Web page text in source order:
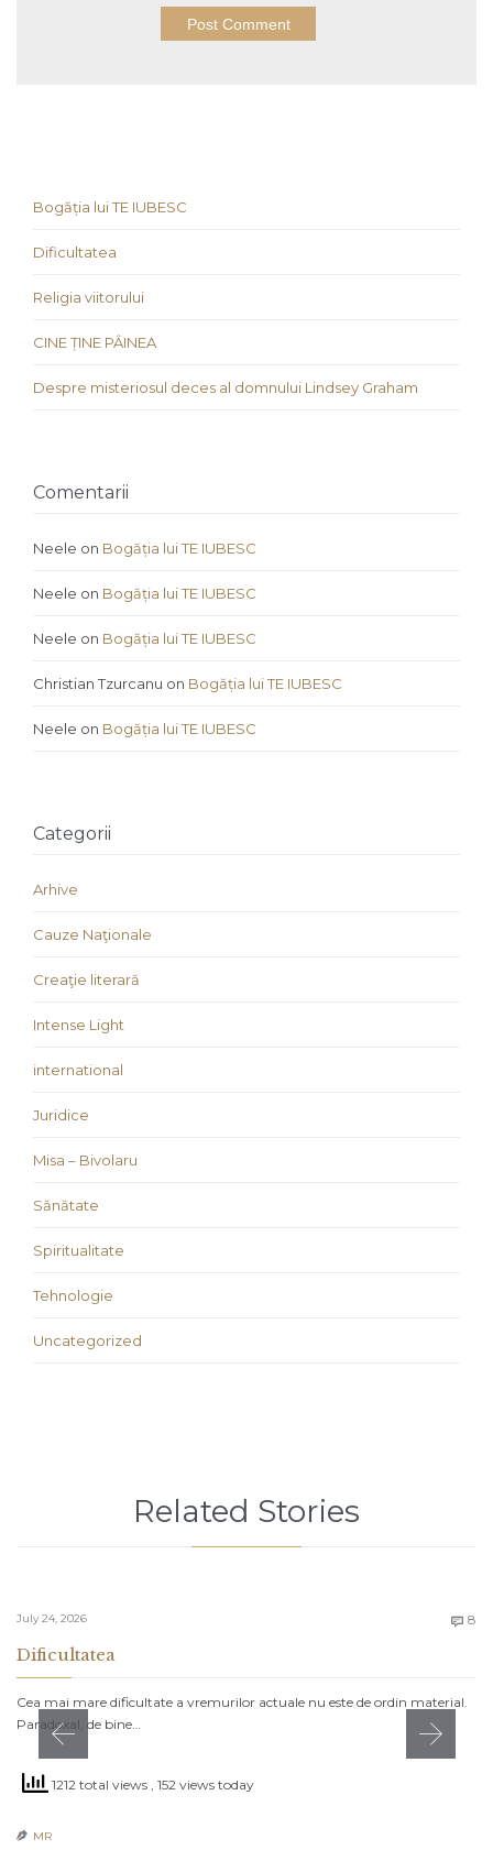
Bogăția lui TE IUBESC
Dificultatea
Religia viitorului
CINE ȚINE PÂINEA
Despre misteriosul deces al domnului Lindsey Graham
Comentarii
Neele on Bogăția lui TE IUBESC
Neele on Bogăția lui TE IUBESC
Neele on Bogăția lui TE IUBESC
Christian Tzurcanu on Bogăția lui TE IUBESC
Neele on Bogăția lui TE IUBESC
Categorii
Arhive
Cauze Naţionale
Creaţie literară
Intense Light
international
Juridice
Misa – Bivolaru
Sănătate
Spiritualitate
Tehnologie
Uncategorized
Related Stories
July 24, 2026  8
Dificultatea
Cea mai mare dificultate a vremurilor actuale nu este de ordin material.
Paradoxal, de bine…
1212 total views , 152 views today
 MR